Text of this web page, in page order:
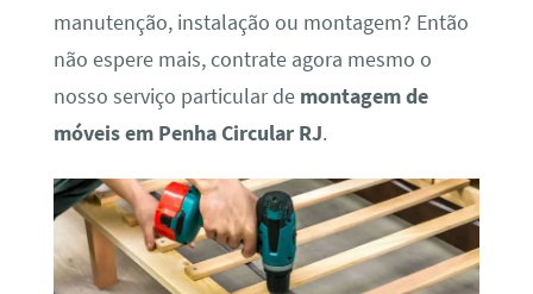
manutenção, instalação ou montagem? Então
não espere mais, contrate agora mesmo o
nosso serviço particular de montagem de
móveis em Penha Circular RJ.